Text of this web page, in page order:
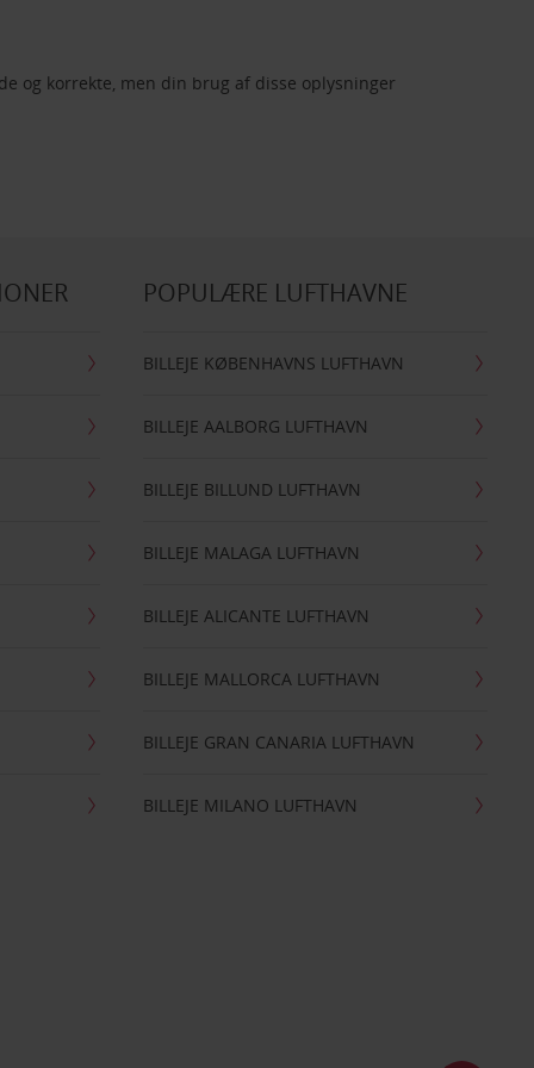
og korrekte, men din brug af disse oplysninger
POPULÆRE LUFTHAVNE
BILLEJE KØBENHAVNS LUFTHAVN
BILLEJE AALBORG LUFTHAVN
BILLEJE BILLUND LUFTHAVN
BILLEJE MALAGA LUFTHAVN
BILLEJE ALICANTE LUFTHAVN
BILLEJE MALLORCA LUFTHAVN
BILLEJE GRAN CANARIA LUFTHAVN
BILLEJE MILANO LUFTHAVN